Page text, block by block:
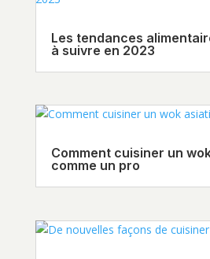
Les tendances
à suivre en 2023
Comment cuisiner un
comme un pro